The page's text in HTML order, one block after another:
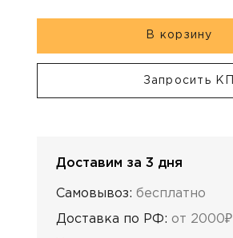
В корзину
Запросить КП
Доставим за 3 дня
Самовывоз: бесплатно
Доставка по РФ: от 2000₽